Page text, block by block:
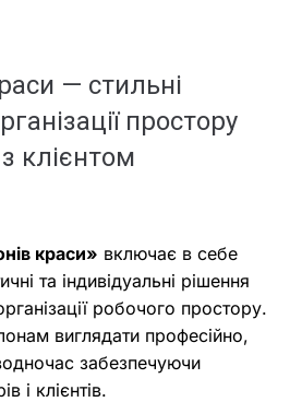
— стильні
простору
з клієнтом
краси» включає в себе
та індивідуальні рішення
робочого простору.
виглядати професійно,
забезпечуючи
і клієнтів.